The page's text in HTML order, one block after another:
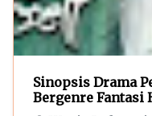
Sinopsis Drama
Bergenre Fantasi